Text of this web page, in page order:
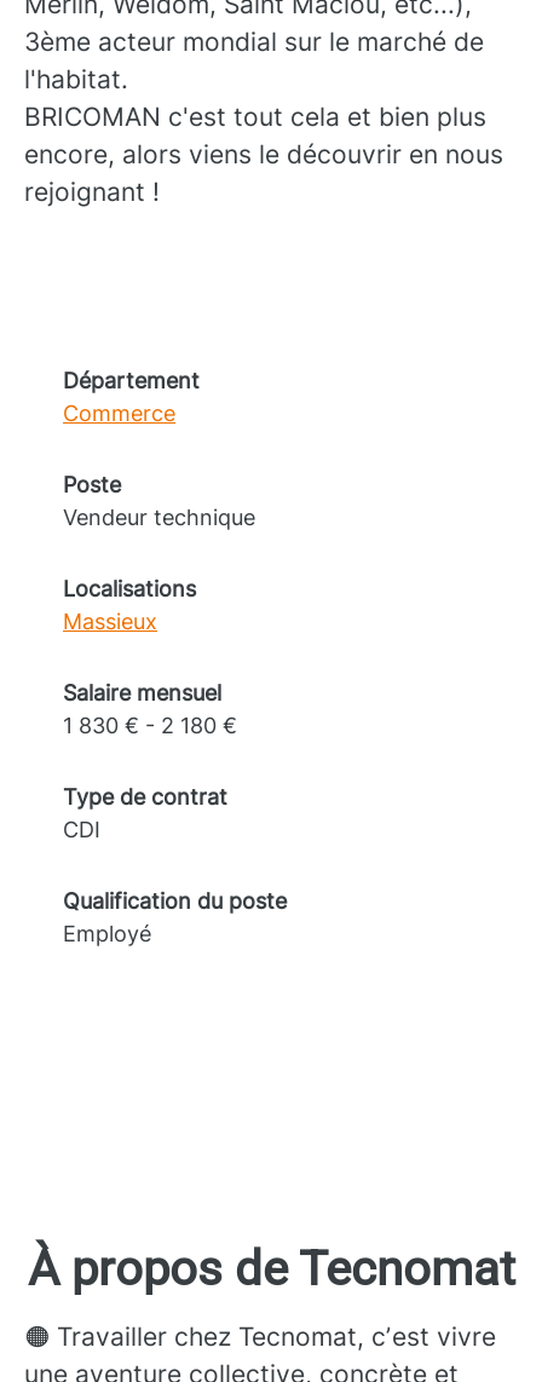
3ème acteur mondial sur le marché de
l'habitat.
BRICOMAN c'est tout cela et bien plus
encore, alors viens le découvrir en nous
rejoignant !
Département
Commerce
Poste
Vendeur technique
Localisations
Massieux
Salaire mensuel
1 830 € - 2 180 €
Type de contrat
CDI
Qualification du poste
Employé
À propos de Tecnomat
🟠 Travailler chez Tecnomat, cʼest vivre
une aventure collective, concrète et